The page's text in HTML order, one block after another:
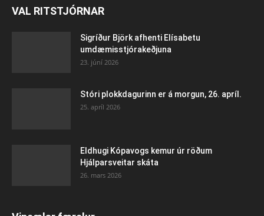
VAL RITSTJÓRNAR
Sigríður Björk afhenti Elísabetu
umdæmisstjórakeðjuna
23. júní 2026
Stóri plokkdagurinn er á morgun, 26. apríl.
25. apríl 2026
Eldhugi Kópavogs kemur úr röðum
Hjálparsveitar skáta
26. mars 2026